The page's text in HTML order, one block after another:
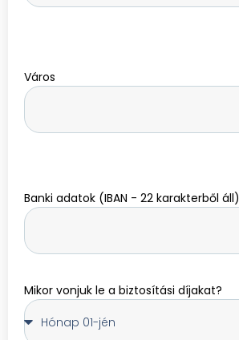
Város
Banki adatok (IBAN - 22 karakterből áll)
Mikor vonjuk le a biztosítási díjakat?